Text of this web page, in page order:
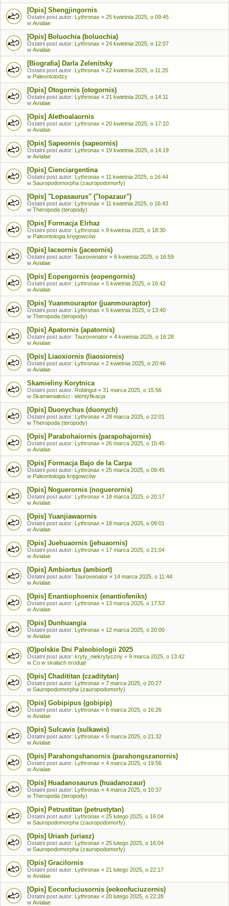
[Opis] Shengjingornis
Ostatni post autor: Lythronax « 25 kwietnia 2025, o 09:45
w Avialae
[Opis] Boluochia (boluochia)
Ostatni post autor: Lythronax « 24 kwietnia 2025, o 12:07
w Avialae
[Biografia] Darla Zelenitsky
Ostatni post autor: Lythronax « 22 kwietnia 2025, o 11:25
w Paleontolodzy
[Opis] Otogornis (otogornis)
Ostatni post autor: Lythronax « 21 kwietnia 2025, o 14:11
w Avialae
[Opis] Alethoalaornis
Ostatni post autor: Lythronax « 20 kwietnia 2025, o 17:10
w Avialae
[Opis] Sapeornis (sapeornis)
Ostatni post autor: Lythronax « 19 kwietnia 2025, o 14:19
w Avialae
[Opis] Cienciargentina
Ostatni post autor: Lythronax « 11 kwietnia 2025, o 16:44
w Sauropodomorpha (zauropodomorfy)
[Opis] "Lopasaurus" ("lopazaur")
Ostatni post autor: Lythronax « 11 kwietnia 2025, o 16:43
w Theropoda (teropody)
[Opis] Formacja Elrhaz
Ostatni post autor: Lythronax « 9 kwietnia 2025, o 18:30
w Paleontologia kręgowców
[Opis] Iaceornis (jaceornis)
Ostatni post autor: Taurovenator « 6 kwietnia 2025, o 16:59
w Avialae
[Opis] Eopengornis (eopengornis)
Ostatni post autor: Lythronax « 5 kwietnia 2025, o 16:42
w Avialae
[Opis] Yuanmouraptor (juanmouraptor)
Ostatni post autor: Lythronax « 5 kwietnia 2025, o 13:40
w Theropoda (teropody)
[Opis] Apatornis (apatornis)
Ostatni post autor: Taurovenator « 4 kwietnia 2025, o 16:28
w Avialae
[Opis] Liaoxiornis (liaosiornis)
Ostatni post autor: Lythronax « 2 kwietnia 2025, o 20:46
w Avialae
Skamieliny Korytnica
Ostatni post autor: Robingut « 31 marca 2025, o 15:56
w Skamieniałości - identyfikacja
[Opis] Duonychus (duonych)
Ostatni post autor: Lythronax « 28 marca 2025, o 22:01
w Theropoda (teropody)
[Opis] Parabohaiornis (parapohajornis)
Ostatni post autor: Lythronax « 26 marca 2025, o 15:45
w Avialae
[Opis] Formacja Bajo de la Carpa
Ostatni post autor: Lythronax « 25 marca 2025, o 09:45
w Paleontologia kręgowców
[Opis] Noguerornis (noguerornis)
Ostatni post autor: Lythronax « 18 marca 2025, o 20:17
w Avialae
[Opis] Yuanjiawaornis
Ostatni post autor: Lythronax « 18 marca 2025, o 09:01
w Avialae
[Opis] Juehuaornis (jehuaornis)
Ostatni post autor: Lythronax « 17 marca 2025, o 21:04
w Avialae
[Opis] Ambiortus (ambiort)
Ostatni post autor: Taurovenator « 14 marca 2025, o 11:44
w Avialae
[Opis] Enantiophoenix (enantiofeniks)
Ostatni post autor: Lythronax « 13 marca 2025, o 17:53
w Avialae
[Opis] Dunhuangia
Ostatni post autor: Lythronax « 12 marca 2025, o 20:00
w Avialae
(O)polskie Dni Paleobiologii 2025
Ostatni post autor: kryty_niekrytyczny « 9 marca 2025, o 13:42
w Co w skałach eroduje
[Opis] Chadititan (czaditytan)
Ostatni post autor: Lythronax « 7 marca 2025, o 20:27
w Sauropodomorpha (zauropodomorfy)
[Opis] Gobipipus (gobipip)
Ostatni post autor: Lythronax « 6 marca 2025, o 16:26
w Avialae
[Opis] Sulcavis (sulkawis)
Ostatni post autor: Lythronax « 5 marca 2025, o 21:32
w Avialae
[Opis] Parahongshanornis (parahongszanornis)
Ostatni post autor: Lythronax « 4 marca 2025, o 19:56
w Avialae
[Opis] Huadanosaurus (huadanozaur)
Ostatni post autor: Lythronax « 4 marca 2025, o 10:37
w Theropoda (teropody)
[Opis] Petrustitan (petrustytan)
Ostatni post autor: Lythronax « 25 lutego 2025, o 16:04
w Sauropodomorpha (zauropodomorfy)
[Opis] Uriash (uriasz)
Ostatni post autor: Lythronax « 25 lutego 2025, o 16:04
w Sauropodomorpha (zauropodomorfy)
[Opis] Gracilornis
Ostatni post autor: Lythronax « 21 lutego 2025, o 22:17
w Avialae
[Opis] Eoconfuciusornis (eokonfuciuzornis)
Ostatni post autor: Lythronax « 20 lutego 2025, o 22:28
w Avialae